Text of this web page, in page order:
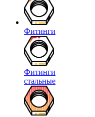
Фитинги
Фитинги
стальные